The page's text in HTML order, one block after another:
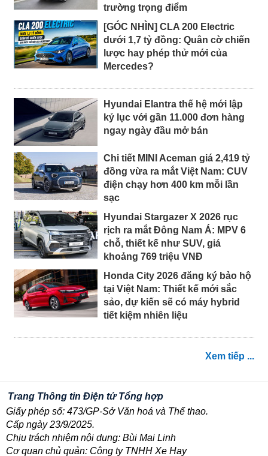
trường trọng điểm
[GÓC NHÌN] CLA 200 Electric
dưới 1,7 tỷ đồng: Quân cờ chiến
lược hay phép thử mới của
Mercedes?
Hyundai Elantra thế hệ mới lập
kỷ lục với gần 11.000 đơn hàng
ngay ngày đầu mở bán
Chi tiết MINI Aceman giá 2,419 tỷ
đồng vừa ra mắt Việt Nam: CUV
điện chạy hơn 400 km mỗi lần
sạc
Hyundai Stargazer X 2026 rục
rịch ra mắt Đông Nam Á: MPV 6
chỗ, thiết kế như SUV, giá
khoảng 769 triệu VNĐ
Honda City 2026 đăng ký bảo hộ
tại Việt Nam: Thiết kế mới sắc
sảo, dự kiến sẽ có máy hybrid
tiết kiệm nhiên liệu
Xem tiếp ...
Trang Thông tin Điện tử Tổng hợp
Giấy phép số: 473/GP-Sở Văn hoá và Thể thao.
Cấp ngày 23/9/2025.
Chịu trách nhiệm nội dung: Bùi Mai Linh
Cơ quan chủ quản: Công ty TNHH Xe Hay